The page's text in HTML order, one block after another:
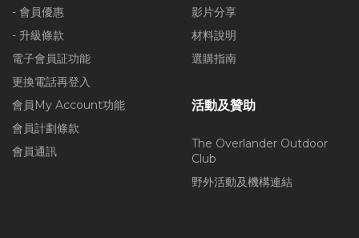
- 會員優惠
- 升級條款
電子會員証功能
更換電話再登入
會員My Account功能
會員計劃條款
會員通訊
影片分享
材料說明
選購指南
活動及贊助
The Overlander Outdoor
Club
野外活動及機構連結